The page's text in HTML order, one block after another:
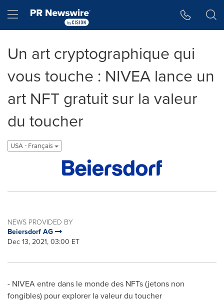
Hamburger menu
Un art cryptographique qui
vous touche : NIVEA lance un
art NFT gratuit sur la valeur
du toucher
USA - Français
NEWS PROVIDED BY
Beiersdorf AG
Dec 13, 2021, 03:00 ET
- NIVEA entre dans le monde des NFTs (jetons non
fongibles) pour explorer la valeur du toucher